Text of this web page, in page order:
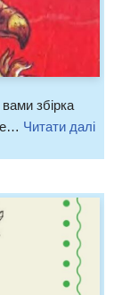
збірка
Читати далі